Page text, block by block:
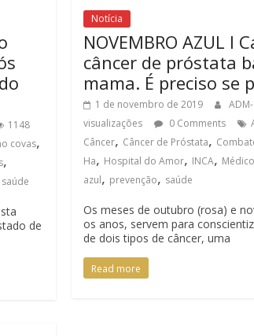
1148
covas,
,
saúde
de
Notícia
NOVEMBRO AZUL I
câncer de próstata
mama. É preciso se
1 de novembro de 2019
visualizações
0 Comments
Câncer, Câncer de Próstata,
Ha, Hospital do Amor, INCA, Médico
azul, prevenção, saúde
Os meses de outubro (rosa) e
os anos, servem para
de dois tipos de câncer, uma
Read more